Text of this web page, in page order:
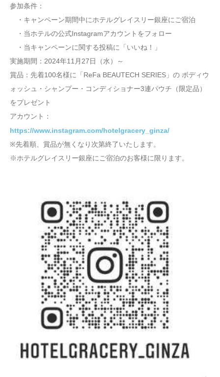
参加条件：
・キャンペーン期間中にホテルグレイスリー銀座にご宿泊
・当ホテルの公式Instagramアカウントをフォロー
・当キャンペーンに関する投稿に「いいね！」
実施期間：2024年11月27日（水）～
賞品：先着100名様に「ReFa BEAUTECH SERIES」の ボディウ
ォッシュ・シャンプー・コンディショナー3連パウチ（限定品）
をプレゼント
アカウント：
https://www.instagram.com/hotelgracery_ginza/
※先着順、賞品が無くなり次第終了いたします。
※ホテルグレイスリー銀座にご宿泊のお客様に限ります。